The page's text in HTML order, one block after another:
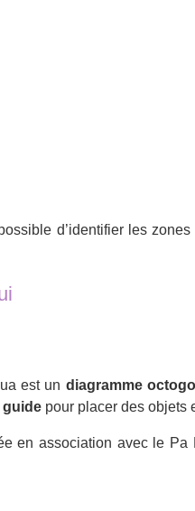
d’identifier les
est un diagramme
guide pour placer des objets
en association avec le Pa